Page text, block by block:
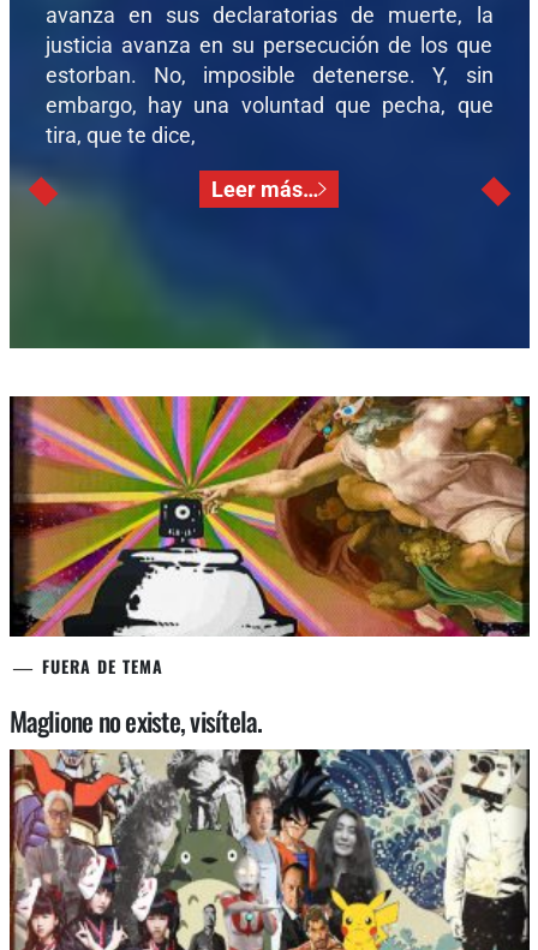
avanza en sus declaratorias de muerte, la
justicia avanza en su persecución de los que
estorban. No, imposible detenerse. Y, sin
embargo, hay una voluntad que pecha, que
tira, que te dice,
Leer más…
FUERA DE TEMA
Maglione no existe, visítela.